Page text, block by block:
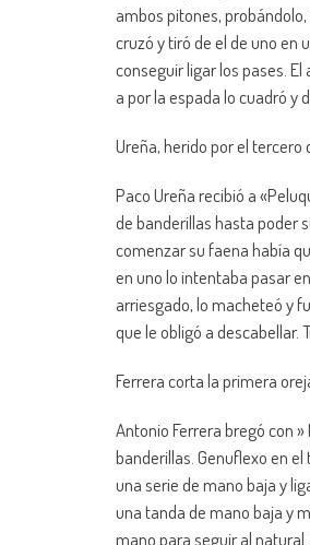
ambos pitones,
cruzó y tiró de el de uno en
conseguir ligar los pases.
a por la espada lo cuadró y
Ureña, herido por el tercero
Paco Ureña recibió a
de banderillas hasta poder
comenzar su faena había
en uno lo intentaba pasar
arriesgado, lo macheteó y
que le obligó a descabellar.
Ferrera corta la primera
Antonio Ferrera bregó con
banderillas. Genuflexo en
una serie de mano baja y
una tanda de mano baja y
mano para seguir al